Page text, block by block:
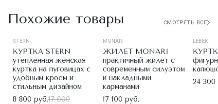
Похожие товары СМОТРЕТЬ ВСЕ
STERN
КУРТКА STERN
утепленная женская
куртка на пуговицах с
удобным кроем и
стильным дизайном
8 800 руб.17 600
MONARI
ЖИЛЕТ MONARI
практичный жилет с
современным силуэтом
и накладными
карманами
17 100 руб.
LEBEK
24 300